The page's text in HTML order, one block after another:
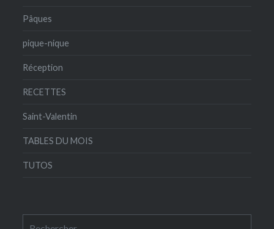
Pâques
pique-nique
Réception
RECETTES
Saint-Valentin
TABLES DU MOIS
TUTOS